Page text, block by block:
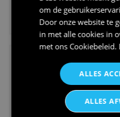
V-hals shirt rood
I love korfbal t-
om de
Door onze website te
in met alle cookies in
met ons Cookiebeleid.
ALLES
ALLES